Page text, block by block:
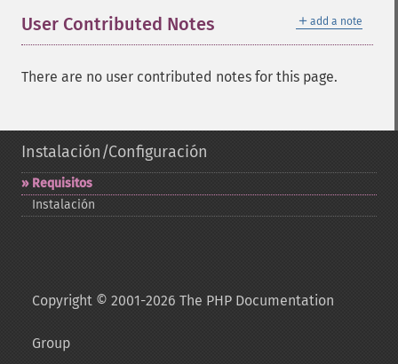
＋ add a note
User Contributed Notes
There are no user contributed notes for this page.
Instalación/Configuración
Requisitos
Instalación
Copyright © 2001-2026 The PHP Documentation
Group